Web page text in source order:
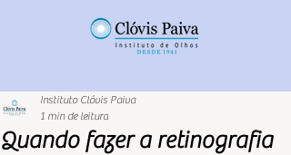
Quando fazer a retinografia
Instituto Clóvis Paiva
1 min de leitura